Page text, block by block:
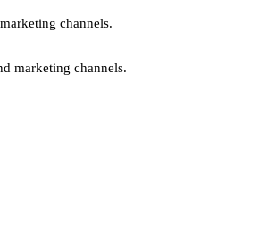
channels.
marketing channels.